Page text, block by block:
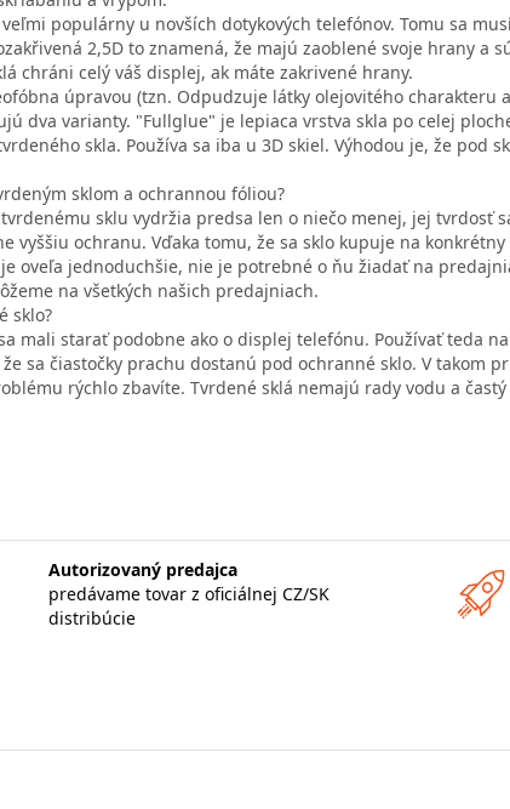
populárny u novších dotykových telefónov. Tomu sa
2,5D to znamená, že majú zaoblené svoje hrany a
chráni celý váš displej, ak máte zakrivené hrany.
úpravou (tzn. Odpudzuje látky olejovitého charakteru
dva varianty. "Fullglue" je lepiaca vrstva skla po celej
skla. Používa sa iba u 3D skiel. Výhodou je, že pod
sklom a ochrannou fóliou?
sklu vydržia predsa len o niečo menej, jej tvrdosť
vyššiu ochranu. Vďaka tomu, že sa sklo kupuje na
oveľa jednoduchšie, nie je potrebné o ňu žiadať na
na všetkých našich predajniach.
sklo?
mali starať podobne ako o displej telefónu. Používať teda
sa čiastočky prachu dostanú pod ochranné sklo. V takom
rýchlo zbavíte. Tvrdené sklá nemajú rady vodu a
Autorizovaný predajca
predávame tovar z oficiálnej CZ/SK
distribúcie